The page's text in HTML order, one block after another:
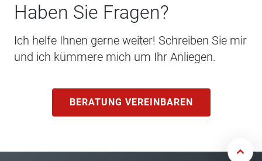
Haben Sie Fragen?
Ich helfe Ihnen gerne weiter! Schreiben Sie mir
und ich kümmere mich um Ihr Anliegen.
BERATUNG VEREINBAREN